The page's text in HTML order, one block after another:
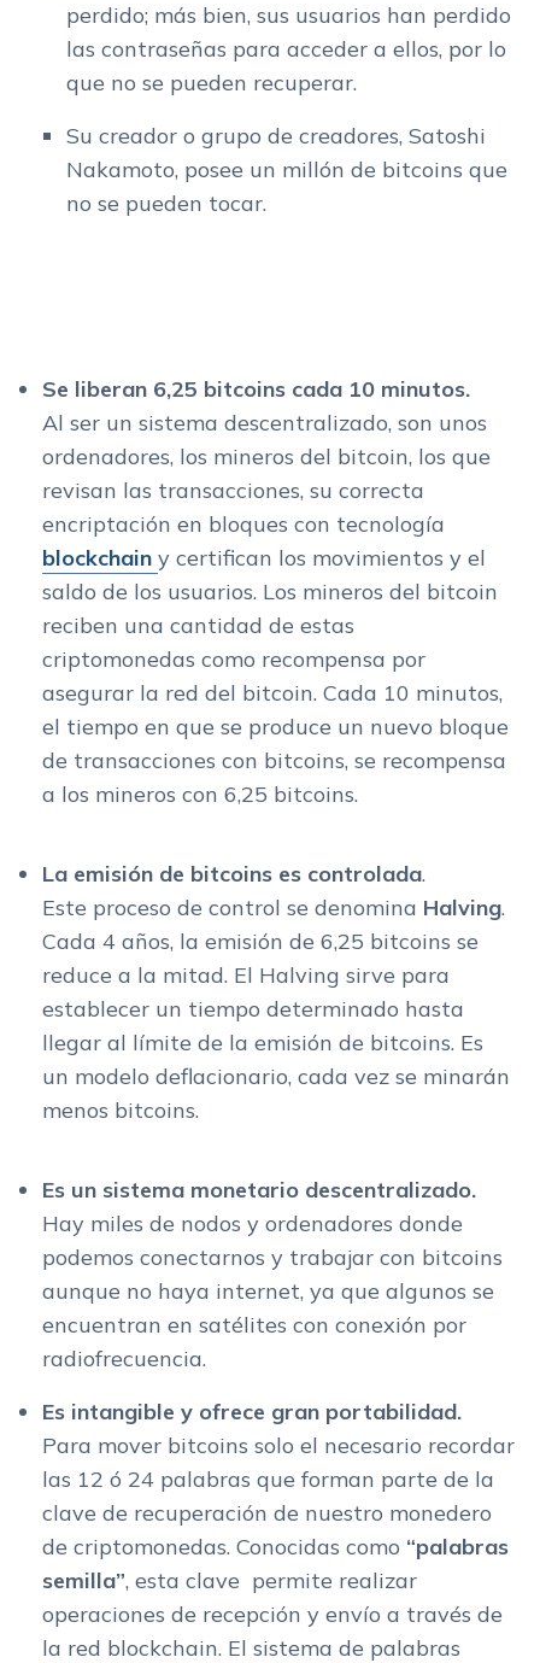
perdido; más bien, sus usuarios han perdido
las contraseñas para acceder a ellos, por lo
que no se pueden recuperar.
Su creador o grupo de creadores, Satoshi
Nakamoto, posee un millón de bitcoins que
no se pueden tocar.
Se liberan 6,25 bitcoins cada 10 minutos.
Al ser un sistema descentralizado, son unos
ordenadores, los mineros del bitcoin, los que
revisan las transacciones, su correcta
encriptación en bloques con tecnología
blockchain y certifican los movimientos y el
saldo de los usuarios. Los mineros del bitcoin
reciben una cantidad de estas
criptomonedas como recompensa por
asegurar la red del bitcoin. Cada 10 minutos,
el tiempo en que se produce un nuevo bloque
de transacciones con bitcoins, se recompensa
a los mineros con 6,25 bitcoins.
La emisión de bitcoins es controlada.
Este proceso de control se denomina Halving.
Cada 4 años, la emisión de 6,25 bitcoins se
reduce a la mitad. El Halving sirve para
establecer un tiempo determinado hasta
llegar al límite de la emisión de bitcoins. Es
un modelo deflacionario, cada vez se minarán
menos bitcoins.
Es un sistema monetario descentralizado.
Hay miles de nodos y ordenadores donde
podemos conectarnos y trabajar con bitcoins
aunque no haya internet, ya que algunos se
encuentran en satélites con conexión por
radiofrecuencia.
Es intangible y ofrece gran portabilidad.
Para mover bitcoins solo el necesario recordar
las 12 ó 24 palabras que forman parte de la
clave de recuperación de nuestro monedero
de criptomonedas. Conocidas como “palabras
semilla”, esta clave permite realizar
operaciones de recepción y envío a través de
la red blockchain. El sistema de palabras